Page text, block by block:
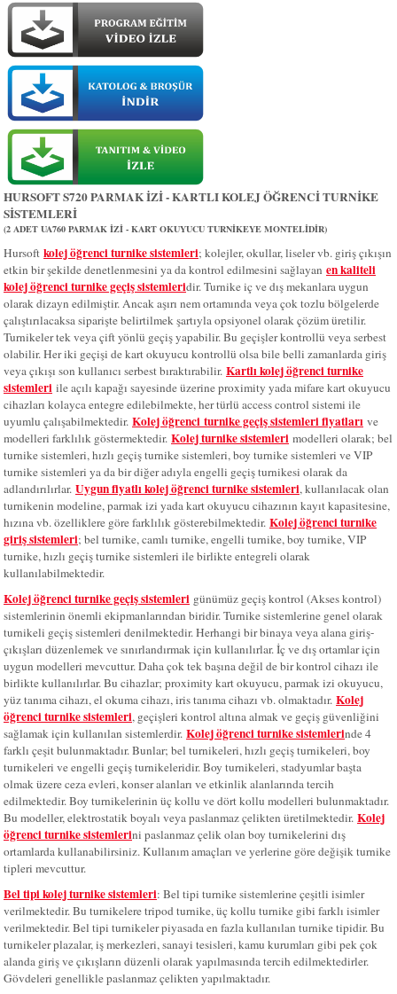
HURSOFT S720 PARMAK İZİ - KARTLI KOLEJ ÖĞRENCİ TURNİKE
SİSTEMLERİ
(2 ADET UA760 PARMAK İZİ - KART OKUYUCU TURNİKEYE MONTELİDİR)
Hursoft kolej öğrenci turnike sistemleri; kolejler, okullar, liseler vb. giriş çıkışın
etkin bir şekilde denetlenmesini ya da kontrol edilmesini sağlayan en kaliteli
kolej öğrenci turnike geçiş sistemleridir. Turnike iç ve dış mekanlara uygun
olarak dizayn edilmiştir. Ancak aşırı nem ortamında veya çok tozlu bölgelerde
çalıştırılacaksa siparişte belirtilmek şartıyla opsiyonel olarak çözüm üretilir.
Turnikeler tek veya çift yönlü geçiş yapabilir. Bu geçişler kontrollü veya serbest
olabilir. Her iki geçişi de kart okuyucu kontrollü olsa bile belli zamanlarda giriş
veya çıkışı son kullanıcı serbest bıraktırabilir. Kartlı kolej öğrenci turnike
sistemleri ile açılı kapağı sayesinde üzerine proximity yada mifare kart okuyucu
cihazları kolayca entegre edilebilmekte, her türlü access control sistemi ile
uyumlu çalışabilmektedir. Kolej öğrenci turnike geçiş sistemleri fiyatları ve
modelleri farklılık göstermektedir. Kolej turnike sistemleri modelleri olarak; bel
turnike sistemleri, hızlı geçiş turnike sistemleri, boy turnike sistemleri ve VIP
turnike sistemleri ya da bir diğer adıyla engelli geçiş turnikesi olarak da
adlandırılırlar. Uygun fiyatlı kolej öğrenci turnike sistemleri, kullanılacak olan
turnikenin modeline, parmak izi yada kart okuyucu cihazının kayıt kapasitesine,
hızına vb. özelliklere göre farklılık gösterebilmektedir. Kolej öğrenci turnike
giriş sistemleri; bel turnike, camlı turnike, engelli turnike, boy turnike, VIP
turnike, hızlı geçiş turnike sistemleri ile birlikte entegreli olarak
kullanılabilmektedir.
Kolej öğrenci turnike geçiş sistemleri günümüz geçiş kontrol (Akses kontrol)
sistemlerinin önemli ekipmanlarından biridir. Turnike sistemlerine genel olarak
turnikeli geçiş sistemleri denilmektedir. Herhangi bir binaya veya alana giriş-
çıkışları düzenlemek ve sınırlandırmak için kullanılırlar. İç ve dış ortamlar için
uygun modelleri mevcuttur. Daha çok tek başına değil de bir kontrol cihazı ile
birlikte kullanılırlar. Bu cihazlar; proximity kart okuyucu, parmak izi okuyucu,
yüz tanıma cihazı, el okuma cihazı, iris tanıma cihazı vb. olmaktadır. Kolej
öğrenci turnike sistemleri, geçişleri kontrol altına almak ve geçiş güvenliğini
sağlamak için kullanılan sistemlerdir. Kolej öğrenci turnike sistemlerinde 4
farklı çeşit bulunmaktadır. Bunlar; bel turnikeleri, hızlı geçiş turnikeleri, boy
turnikeleri ve engelli geçiş turnikeleridir. Boy turnikeleri, stadyumlar başta
olmak üzere ceza evleri, konser alanları ve etkinlik alanlarında tercih
edilmektedir. Boy turnikelerinin üç kollu ve dört kollu modelleri bulunmaktadır.
Bu modeller, elektrostatik boyalı veya paslanmaz çelikten üretilmektedir. Kolej
öğrenci turnike sistemlerini paslanmaz çelik olan boy turnikelerini dış
ortamlarda kullanabilirsiniz. Kullanım amaçları ve yerlerine göre değişik turnike
tipleri mevcuttur.
Bel tipi kolej turnike sistemleri: Bel tipi turnike sistemlerine çeşitli isimler
verilmektedir. Bu turnikelere tripod turnike, üç kollu turnike gibi farklı isimler
verilmektedir. Bel tipi turnikeler piyasada en fazla kullanılan turnike tipidir. Bu
turnikeler plazalar, iş merkezleri, sanayi tesisleri, kamu kurumları gibi pek çok
alanda giriş ve çıkışların düzenli olarak yapılmasında tercih edilmektedirler.
Gövdeleri genellikle paslanmaz çelikten yapılmaktadır.